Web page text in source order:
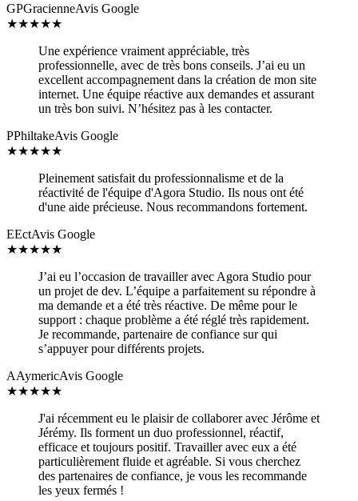
GPGracienneAvis Google
★★★★★
Une expérience vraiment appréciable, très
professionnelle, avec de très bons conseils. J’ai eu un
excellent accompagnement dans la création de mon site
internet. Une équipe réactive aux demandes et assurant
un très bon suivi. N’hésitez pas à les contacter.
PPhiltakeAvis Google
★★★★★
Pleinement satisfait du professionnalisme et de la
réactivité de l'équipe d'Agora Studio. Ils nous ont été
d'une aide précieuse. Nous recommandons fortement.
EEctAvis Google
★★★★★
J’ai eu l’occasion de travailler avec Agora Studio pour
un projet de dev. L’équipe a parfaitement su répondre à
ma demande et a été très réactive. De même pour le
support : chaque problème a été réglé très rapidement.
Je recommande, partenaire de confiance sur qui
s’appuyer pour différents projets.
AAymericAvis Google
★★★★★
J'ai récemment eu le plaisir de collaborer avec Jérôme et
Jérémy. Ils forment un duo professionnel, réactif,
efficace et toujours positif. Travailler avec eux a été
particulièrement fluide et agréable. Si vous cherchez
des partenaires de confiance, je vous les recommande
les yeux fermés !